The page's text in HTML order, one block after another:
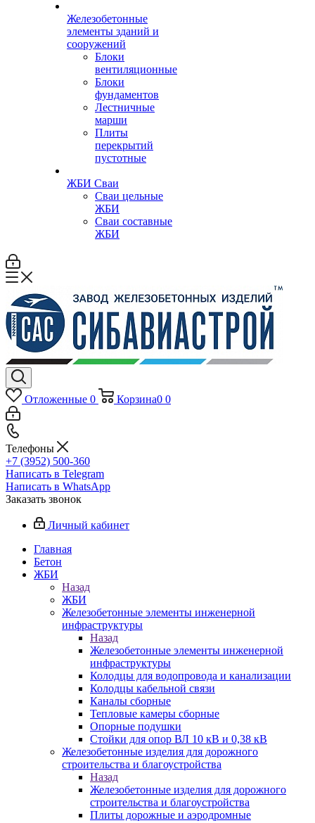
Железобетонные
элементы зданий и
сооружений
Блоки
вентиляционные
Блоки
фундаментов
Лестничные
марши
Плиты
перекрытий
пустотные
ЖБИ Сваи
Сваи цельные
ЖБИ
Сваи составные
ЖБИ
Отложенные 0 Корзина0 0
Телефоны
+7 (3952) 500-360
Написать в Telegram
Написать в WhatsApp
Заказать звонок
Личный кабинет
Главная
Бетон
ЖБИ
Назад
ЖБИ
Железобетонные элементы инженерной
инфраструктуры
Назад
Железобетонные элементы инженерной
инфраструктуры
Колодцы для водопровода и канализации
Колодцы кабельной связи
Каналы сборные
Тепловые камеры сборные
Опорные подушки
Стойки для опор ВЛ 10 кВ и 0,38 кВ
Железобетонные изделия для дорожного
строительства и благоустройства
Назад
Железобетонные изделия для дорожного
строительства и благоустройства
Плиты дорожные и аэродромные